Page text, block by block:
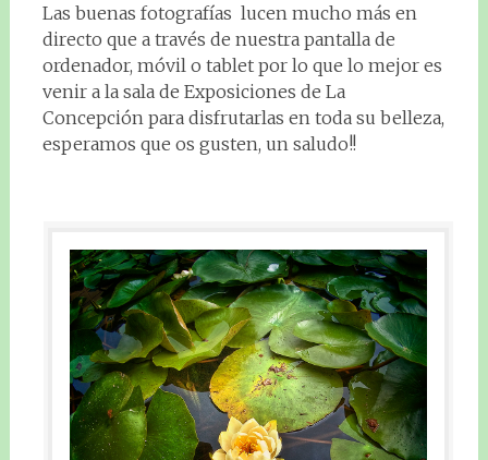
Las buenas fotografías lucen mucho más en
directo que a través de nuestra pantalla de
ordenador, móvil o tablet por lo que lo mejor es
venir a la sala de Exposiciones de La
Concepción para disfrutarlas en toda su belleza,
esperamos que os gusten, un saludo!!